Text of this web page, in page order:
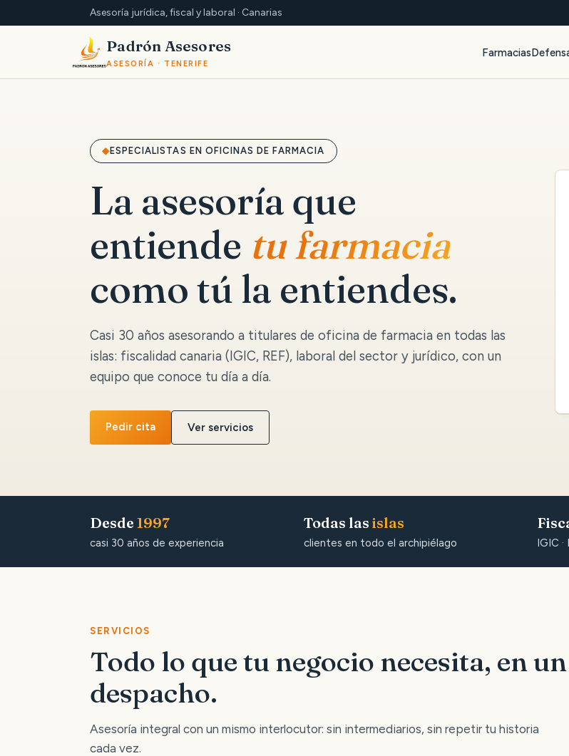
Asesoría jurídica, fiscal y laboral · Canarias
Padrón Asesores
ASESORÍA · TENERIFE
Farmacias
ESPECIALISTAS EN OFICINAS DE FARMACIA
La asesoría que
entiende tu farmacia
como tú la entiendes.
Casi 30 años asesorando a titulares de oficina de farmacia en todas las
islas: fiscalidad canaria (IGIC, REF), laboral del sector y jurídico, con un
equipo que conoce tu día a día.
Pedir cita Ver servicios
Desde 1997
casi 30 años de experiencia
Todas las islas
clientes en todo el archipiélago IGIC ·
SERVICIOS
Todo lo que tu negocio necesita, en
despacho.
Asesoría integral con un mismo interlocutor: sin intermediarios, sin repetir tu historia
cada vez.